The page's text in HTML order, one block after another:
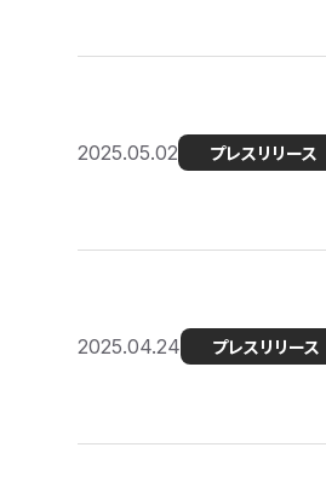
2025.05.02 プレスリリース
2025.04.24 プレスリリース